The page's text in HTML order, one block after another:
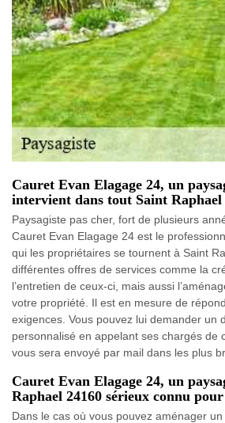
Cauret Evan Elagage 24, un
intervient dans tout Saint Raphael
Paysagiste pas cher, fort de plusieurs
Cauret Evan Elagage 24 est le
qui les propriétaires se tournent à Saint
différentes offres de services comme la
l’entretien de ceux-ci, mais aussi
votre propriété. Il est en mesure de
exigences. Vous pouvez lui demander un
personnalisé en appelant ses chargés de
vous sera envoyé par mail dans les plus
Cauret Evan Elagage 24, un
Raphael 24160 sérieux connu
Dans le cas où vous pouvez aménager